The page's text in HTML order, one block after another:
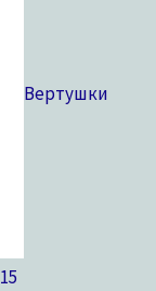
Вертушки
15